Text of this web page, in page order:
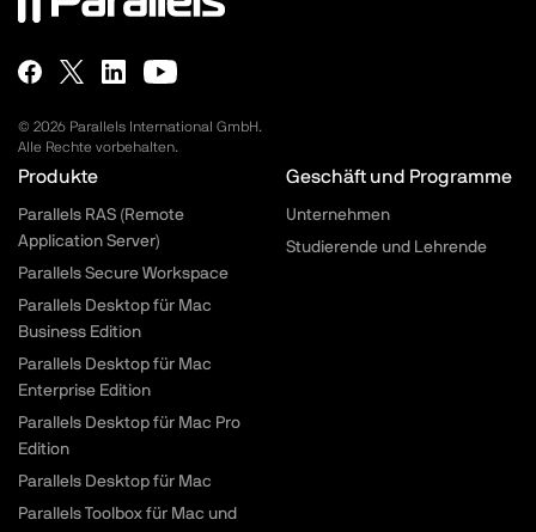
© 2026 Parallels International GmbH.
Alle Rechte vorbehalten.
Parallels.com - Footer menu
Produkte
Parallels RAS (Remote
Application Server)
Parallels Secure Workspace
Parallels Desktop für Mac
Business Edition
Parallels Desktop für Mac
Enterprise Edition
Parallels Desktop für Mac Pro
Edition
Parallels Desktop für Mac
Parallels Toolbox für Mac und
Geschäft und Programme
Unternehmen
Studierende und Lehrende